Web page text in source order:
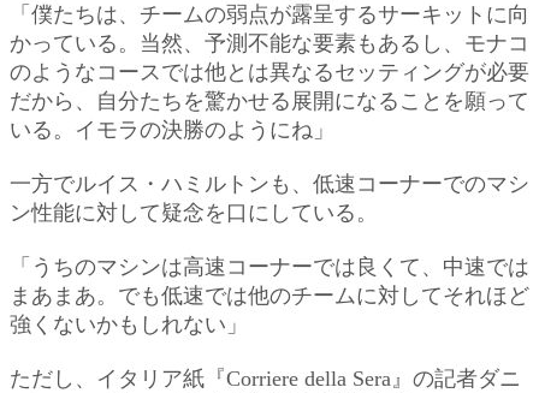
「僕たちは、チームの弱点が露呈するサーキットに向
かっている。当然、予測不能な要素もあるし、モナコ
のようなコースでは他とは異なるセッティングが必要
だから、自分たちを驚かせる展開になることを願って
いる。イモラの決勝のようにね」
一方でルイス・ハミルトンも、低速コーナーでのマシ
ン性能に対して疑念を口にしている。
「うちのマシンは高速コーナーでは良くて、中速では
まあまあ。でも低速では他のチームに対してそれほど
強くないかもしれない」
ただし、イタリア紙『Corriere della Sera』の記者ダニ